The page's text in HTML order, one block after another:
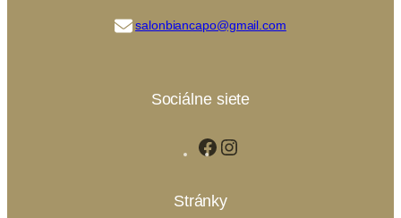
salonbiancapo@gmail.com
Sociálne siete
Facebook
Stránky